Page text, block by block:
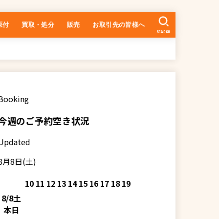
付 買取・処分 販売 お取引先の皆様へ
SEARCH